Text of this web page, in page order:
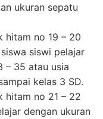
ukuran sepatu
hitam no 19 – 20
siswi pelajar
– 35 atau usia
kelas 3 SD.
hitam no 21 – 22
dengan ukuran